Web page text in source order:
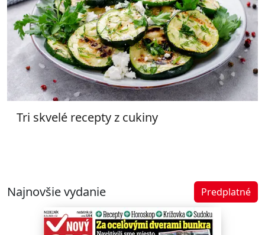
Tri skvelé recepty z cukiny
Najnovšie vydanie Predplatné